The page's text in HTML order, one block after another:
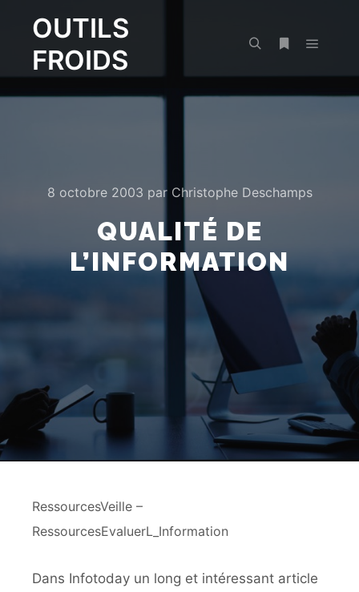
OUTILS
FROIDS
8 octobre 2003 par Christophe Deschamps
QUALITÉ DE
L’INFORMATION
RessourcesVeille –
RessourcesEvaluerL_Information
Dans Infotoday un long et intéressant article